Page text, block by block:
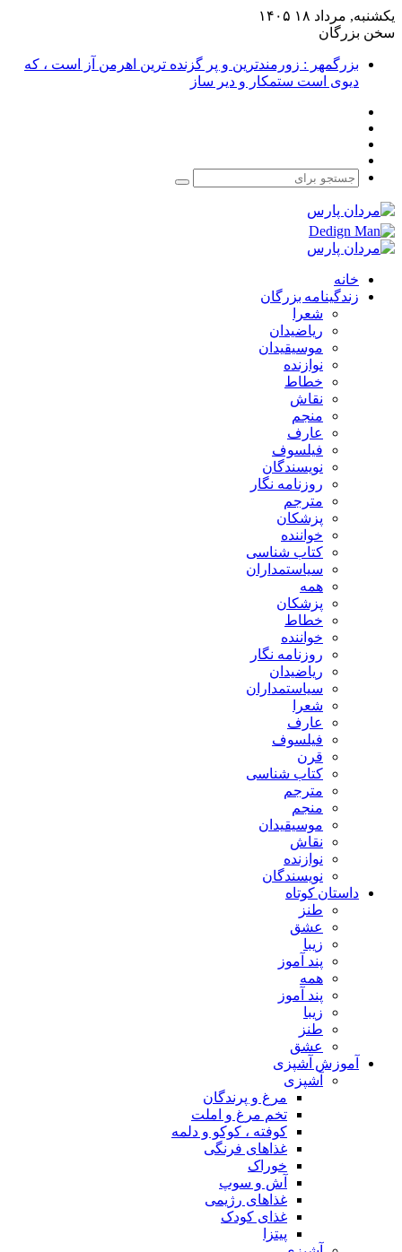
یکشنبه, مرداد ۱۸ ۱۴۰۵
سخن بزرگان
بزرگمهر : زورمندترین و پر گزنده ترین اهرمن آز است ، که
دیوی است ستمکار و دیر ساز
جستجو
خانه
زندگینامه بزرگان
شعرا
ریاضیدان
موسیقیدان
نوازنده
خطاط
نقاش
منجم
عارف
فیلسوف
نویسندگان
روزنامه نگار
مترجم
پزشکان
خواننده
کتاب شناسی
سیاستمداران
همه
پزشکان
خطاط
خواننده
روزنامه نگار
ریاضیدان
سیاستمداران
شعرا
عارف
فیلسوف
قرن
کتاب شناسی
مترجم
منجم
موسیقیدان
نقاش
نوازنده
نویسندگان
داستان کوتاه
طنز
عشق
زیبا
پند آموز
همه
پند آموز
زیبا
طنز
عشق
آموزش آشپزی
آشپزی
مرغ و پرندگان
تخم مرغ و املت
کوفته ، کوکو و دلمه
غذاهای فرنگی
خوراک
آش و سوپ
غذاهای رژیمی
غذای کودک
پیتزا